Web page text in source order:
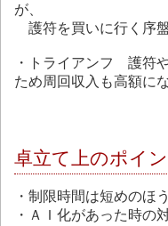
が、
護符を買いに行く序
・トライアンフ 護符
ため周回収入も高額に
卓立て上のポイン
・制限時間は短めのほ
・ＡＩ化があった時の